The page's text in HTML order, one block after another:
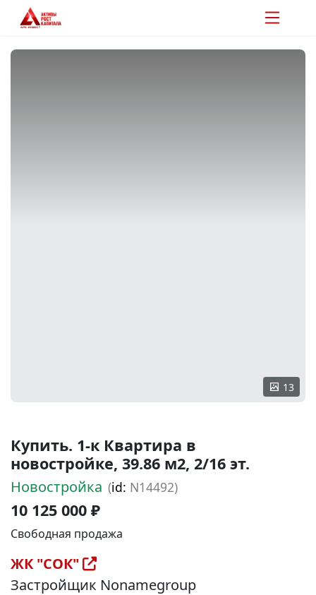
13
Купить. 1-к Квартира в
новостройке, 39.86 м2, 2/16 эт.
Новостройка (id: N14492)
10 125 000 ₽
Свободная продажа
ЖК "СОК"
Застройщик Nonamegroup